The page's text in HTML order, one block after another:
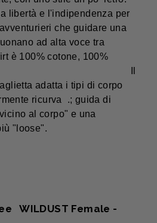
libertà e l'indipendenza per
che guidare una
ad alta voce tra
è 100% cotone, 100%
: -) Il
adatta i tipi di corpo
ricurva .; guida di
al corpo" e una
"loose".
WILDUST Female -